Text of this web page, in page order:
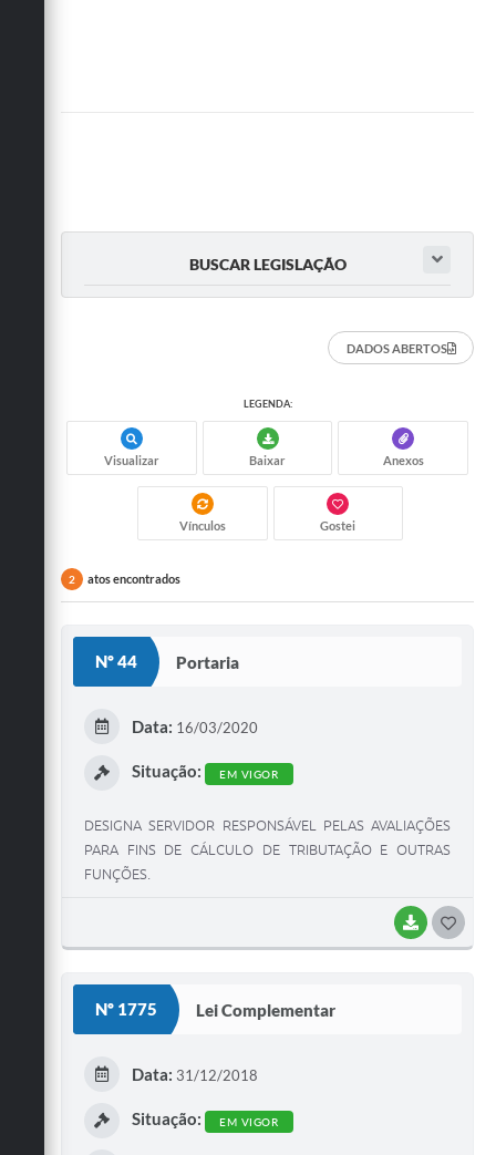
BUSCAR LEGISLAÇÃO
DADOS ABERTOS
LEGENDA:
Visualizar Baixar Anexos
Vínculos Gostei
2 atos encontrados
Nº 44 Portaria
BAIXAR
Data: 16/03/2020
Situação: EM VIGOR
DESIGNA SERVIDOR RESPONSÁVEL PELAS AVALIAÇÕES
PARA FINS DE CÁLCULO DE TRIBUTAÇÃO E OUTRAS
FUNÇÕES.
Nº 1775 Lei Complementar
Data: 31/12/2018
Situação: EM VIGOR